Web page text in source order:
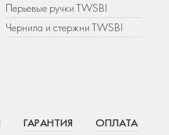
Перьевые ручки TWSBI
Чернила и стержни TWSBI
ГАРАНТИЯ ОПЛАТА